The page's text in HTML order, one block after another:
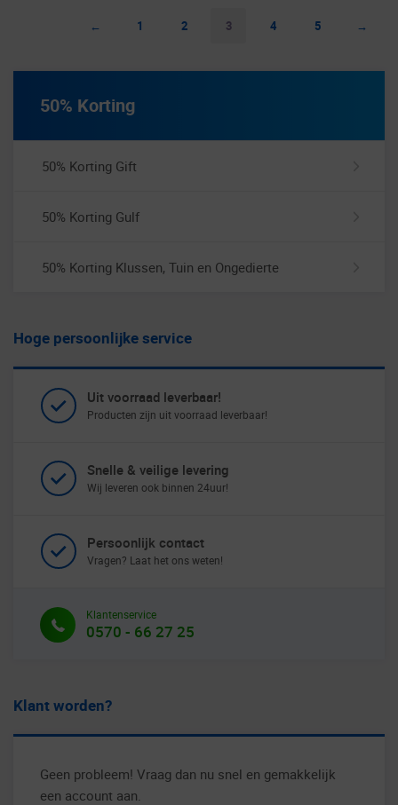
← 1 2 3 4 5 →
50% Korting
50% Korting Gift
50% Korting Gulf
50% Korting Klussen, Tuin en Ongedierte
Hoge persoonlijke service
Uit voorraad leverbaar!
Producten zijn uit voorraad leverbaar!
Snelle & veilige levering
Wij leveren ook binnen 24uur!
Persoonlijk contact
Vragen? Laat het ons weten!
Klantenservice
0570 - 66 27 25
Klant worden?
Geen probleem! Vraag dan nu snel en gemakkelijk
een account aan.